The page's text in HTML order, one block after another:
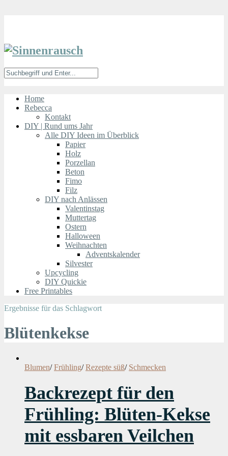
Home
Rebecca
Kontakt
DIY | Rund ums Jahr
Alle DIY Ideen im Überblick
Papier
Holz
Porzellan
Beton
Fimo
Filz
DIY nach Anlässen
Valentinstag
Muttertag
Ostern
Halloween
Weihnachten
Adventskalender
Silvester
Upcycling
DIY Quickie
Free Printables
Ergebnisse für das Schlagwort
Blütenkekse
Blumen/ Frühling/ Rezepte süß/ Schmecken
Backrezept für den
Frühling: Blüten-Kekse
mit essbaren Veilchen